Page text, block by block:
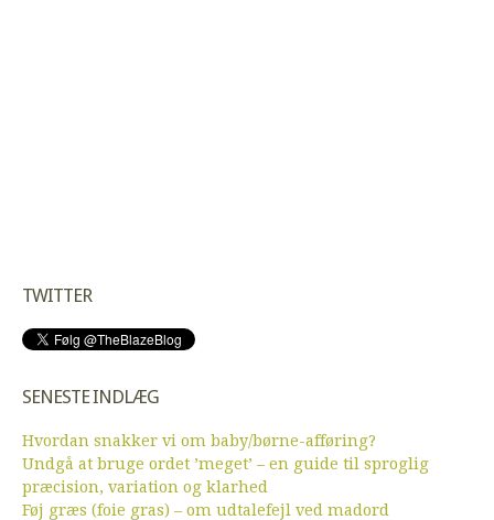
TWITTER
SENESTE INDLÆG
Hvordan snakker vi om baby/børne-afføring?
Undgå at bruge ordet ’meget’ – en guide til sproglig
præcision, variation og klarhed
Føj græs (foie gras) – om udtalefejl ved madord